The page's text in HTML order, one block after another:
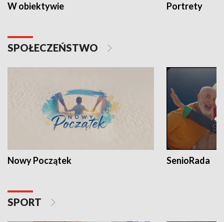
W obiektywie Portrety
SPOŁECZEŃSTWO
Nowy Początek SenioRada
SPORT